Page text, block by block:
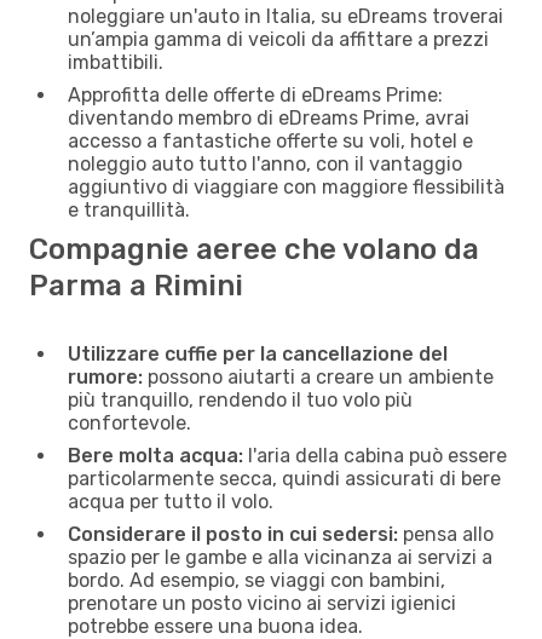
noleggiare un'auto in Italia, su eDreams troverai
un’ampia gamma di veicoli da affittare a prezzi
imbattibili.
Approfitta delle offerte di eDreams Prime:
diventando membro di eDreams Prime, avrai
accesso a fantastiche offerte su voli, hotel e
noleggio auto tutto l'anno, con il vantaggio
aggiuntivo di viaggiare con maggiore flessibilità
e tranquillità.
Compagnie aeree che volano da
Parma a Rimini
Utilizzare cuffie per la cancellazione del
rumore: possono aiutarti a creare un ambiente
più tranquillo, rendendo il tuo volo più
confortevole.
Bere molta acqua: l'aria della cabina può essere
particolarmente secca, quindi assicurati di bere
acqua per tutto il volo.
Considerare il posto in cui sedersi: pensa allo
spazio per le gambe e alla vicinanza ai servizi a
bordo. Ad esempio, se viaggi con bambini,
prenotare un posto vicino ai servizi igienici
potrebbe essere una buona idea.